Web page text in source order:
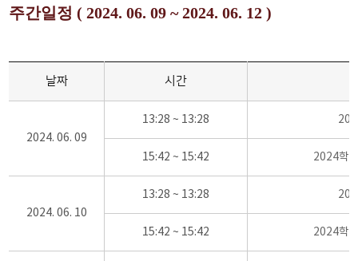
주간일정 ( 2024. 06. 09 ~ 2024. 06. 12 )
날짜 시간
2024. 06. 09
13:28 ~ 13:28
15:42 ~ 15:42 2024학
2024. 06. 10
13:28 ~ 13:28
15:42 ~ 15:42 2024학